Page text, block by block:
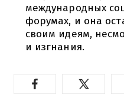
международных
форумах, и она
своим идеям,
и изгнания.